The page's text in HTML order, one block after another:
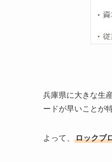
兵庫県に大きな生
ードが早いことが
よって、 ロックブ